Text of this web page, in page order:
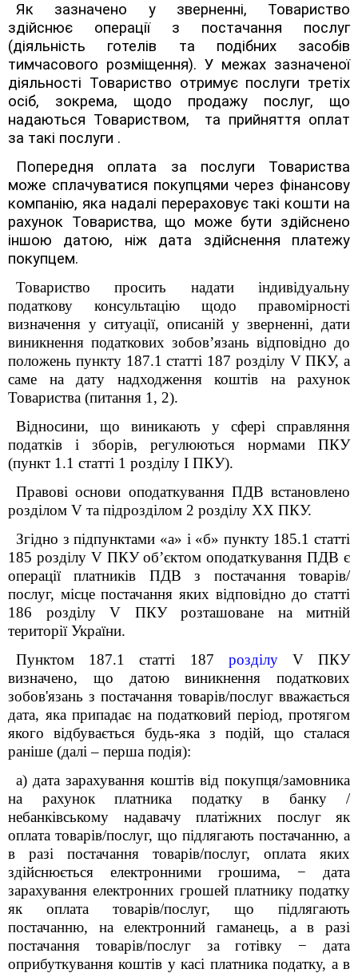
Як зазначено у зверненні, Товариство
здійснює операції з постачання послуг
(діяльність готелів та подібних засобів
тимчасового розміщення). У межах зазначеної
діяльності Товариство отримує послуги третіх
осіб, зокрема, щодо продажу послуг, що
надаються Товариством, та прийняття оплат
за такі послуги .
Попередня оплата за послуги Товариства
може сплачуватися покупцями через фінансову
компанію, яка надалі перераховує такі кошти на
рахунок Товариства, що може бути здійснено
іншою датою, ніж дата здійснення платежу
покупцем.
Товариствопросить надати індивідуальну
податкову консультацію щодо правомірності
визначення у ситуації, описаній у зверненні, дати
виникнення податкових зобовʼязань відповідно до
положень пункту 187.1 статті 187 розділу V ПКУ, а
саме на дату надходження коштів на рахунок
Товариства (питання 1, 2).
Відносини, що виникають у сфері справляння
податків і зборів, регулюються нормами ПКУ
(пункт 1.1 статті 1 розділу І ПКУ).
Правові основи оподаткування ПДВ встановлено
розділом V та підрозділом 2 розділу XX ПКУ.
Згідно з підпунктами «а» і «б» пункту 185.1 статті
185 розділу V ПКУ об’єктом оподаткування ПДВ є
операції платників ПДВ з постачання товарів/
послуг, місце постачання яких відповідно до статті
186 розділу V ПКУ розташоване на митній
території України.
Пунктом 187.1 статті 187 розділу VПКУ
визначено, що датою виникнення податкових
зобов'язань з постачання товарів/послуг вважається
дата, яка припадає на податковий період, протягом
якого відбувається будь-яка з подій, що сталася
раніше (далі – перша подія):
а) дата зарахування коштів від покупця/замовника
на рахунок платника податку в банку /
небанківському надавачу платіжних послуг як
оплата товарів/послуг, що підлягають постачанню, а
в разі постачання товарів/послуг, оплата яких
здійснюється електронними грошима, − дата
зарахування електронних грошей платнику податку
як оплата товарів/послуг, що підлягають
постачанню, на електронний гаманець, а в разі
постачання товарів/послуг за готівку − дата
оприбуткування коштів у касі платника податку, а в